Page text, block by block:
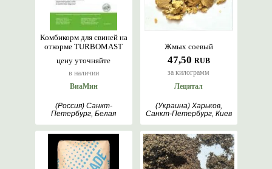
цену уточняйте
в наличии
Комбикорм для свиней на
откорме TURBOMAST
ВиаМин
(Россия) Санкт-
Петербург, Белая
Москва, Оренбург,
47,50 RUB
за килограмм
Жмых соевый
Лецитал
(Украина) Харьков,
Санкт-Петербург, Киев